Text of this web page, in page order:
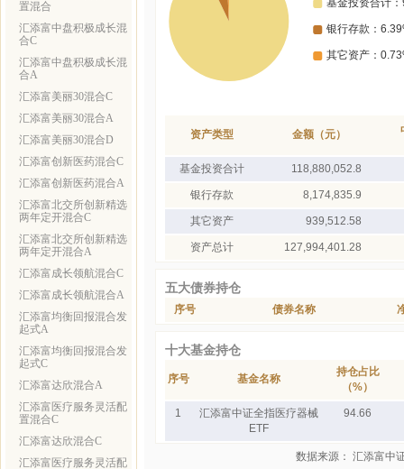
置混合
汇添富中盘积极成长混
合C
汇添富中盘积极成长混
合A
汇添富美丽30混合C
汇添富美丽30混合A
汇添富美丽30混合D
汇添富创新医药混合C
汇添富创新医药混合A
汇添富北交所创新精选
两年定开混合C
汇添富北交所创新精选
两年定开混合A
汇添富成长领航混合C
汇添富成长领航混合A
汇添富均衡回报混合发
起式A
汇添富均衡回报混合发
起式C
汇添富达欣混合A
汇添富医疗服务灵活配
置混合C
汇添富达欣混合C
汇添富医疗服务灵活配
资产类型 金额（元）
基金投资合计 118,880,052.8
银行存款 8,174,835.9
其它资产 939,512.58
资产总计 127,994,401.28
五大债券持仓
序号 债券名称
十大基金持仓
序号 基金名称
持仓占比
（%）
1
汇添富中证全指医疗器械
ETF
94.66
数据来源： 汇添富中